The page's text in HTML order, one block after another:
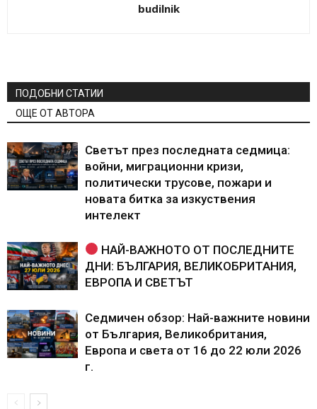
budilnik
ПОДОБНИ СТАТИИ
ОЩЕ ОТ АВТОРА
Светът през последната седмица:
войни, миграционни кризи,
политически трусове, пожари и
новата битка за изкуствения
интелект
НАЙ-ВАЖНОТО ОТ ПОСЛЕДНИТЕ
ДНИ: БЪЛГАРИЯ, ВЕЛИКОБРИТАНИЯ,
ЕВРОПА И СВЕТЪТ
Седмичен обзор: Най-важните новини
от България, Великобритания,
Европа и света от 16 до 22 юли 2026
г.